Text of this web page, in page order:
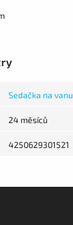
Sedačka na vanu
24 měsíců
4250629301521